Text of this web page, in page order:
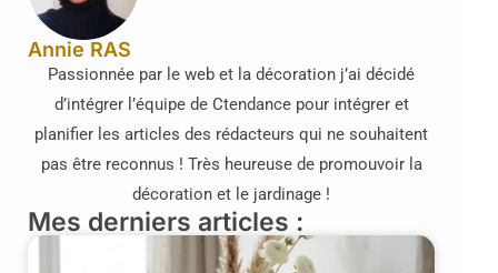
Annie RAS
Passionnée par le web et la décoration j’ai décidé
d’intégrer l’équipe de Ctendance pour intégrer et
planifier les articles des rédacteurs qui ne souhaitent
pas être reconnus ! Très heureuse de promouvoir la
décoration et le jardinage !
Mes derniers articles :